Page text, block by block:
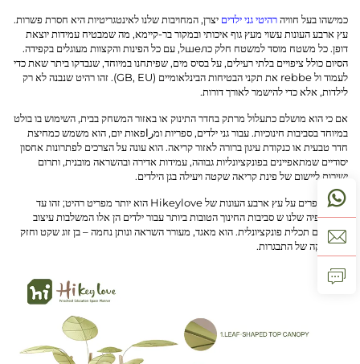
כמישהו בעל חוויהרהיטי גני ילדים יצרן, המחויבות שלנו לאינטגריטיות היא חסרת פשרות.
עץ ארבע העונות עשוי מעץ גוף איכותי ובמקור בר-קיימא, מה שמבטיח עמידות יוצאת
דופן. כל משטח מוסד למשטח חלק כшелל, עם כל הפינות והקצוות מעוגלים בקפידה.
הסיום כולל ציפויים בלתי רעילים, על בסיס מים, שפיתחנו במיוחד, שנבדקו ביתר שאת כדי
לעמוד ול rebbe את תקני הבטיחות הבינלאומיים (GB, EU). זהו רהיט שנבנה לא רק
לילדות, אלא כדי להישמר לאורך דורות.
אם כי הוא מושלם כתעלול מרתק בחדר התינוק או באזור המשחק בבית, השימוש בו בולט
במיוחד בסביבות חינוכיות. עבור גני ילדים, ספריות ומراפאות יום, הוא משמש כמחיצת
חדר טבעית או כנקודת עיגון ברורה לאזור קריאה. הוא עונה על הצרכים לפתרונות אחסון
יסודיים שמתאפיינים בפונקציונליות גבוהה, עמידות אדירה ובהשראה מובנית, ותרום
ישירות ליישום של פינת קריאה שקטה ויעילה בגן הילדים.
מדף הספרים על עץ ארבע העונות של Hikeylove הוא יותר מפריט רהיט; זהו עד
לפילוסופיה שלנו ש סביבות החינוך הטובות ביותר עבור ילדים הן אלו המשלבות עיצוב
דמיוני עם תכלית פונקציונלית. הוא מאגד, מעורר השראה ונותן נחמה – בן זוג שקט וחזק
בהרפתקה של התבגרות.